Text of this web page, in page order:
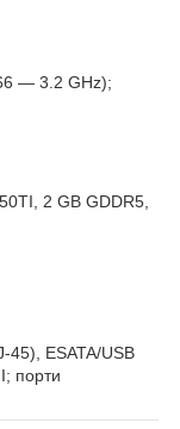
— 3.2 GHz);
2 GB GDDR5,
45), ESATA/USB
порти